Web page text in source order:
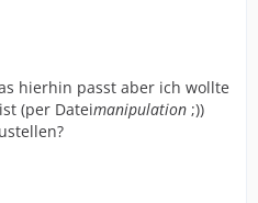
hierhin passt aber ich wollte
(per Dateimanipulation ;))